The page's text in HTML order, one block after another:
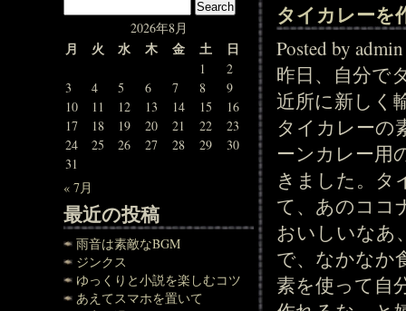
2026年8月
月 火 水 木 金 土 日
1
2
3
4 5 6 7 8
9
10
11 12 13 14 15
16
17
18 19 20 21 22
23
24
25 26 27 28 29
30
31
« 7月
最近の投稿
雨音は素敵なBGM
ジンクス
ゆっくりと小説を楽しむコツ
あえてスマホを置いて
タイカレーを
Posted by
昨日、自分で
近所に新しく
タイカレーの
ーンカレー用
きました。タ
て、あのココ
おいしいなあ
で、なかなか
素を使って自